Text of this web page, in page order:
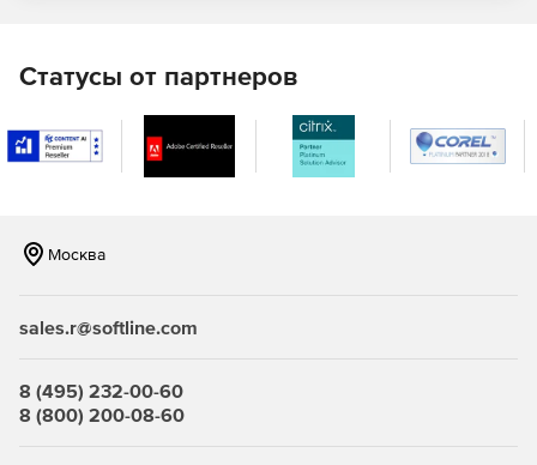
ray дисков
Монтаж и просмотр дисков в формате ISO.
Создание навигационного меню.
персональных фотоколлекций в режиме слайд-шоу.
качестве дополнительного уровня защиты
Мастер рабочего стола Windows Desktop Gadget.
Статусы от партнеров
Москва
sales.r@softline.com
8 (495) 232-00-60
8 (800) 200-08-60